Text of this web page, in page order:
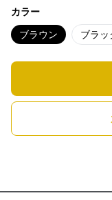
カラー
ブラウン ブラッ